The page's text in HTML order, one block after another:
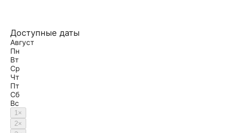
Доступные даты
Август
Пн
Вт
Ср
Чт
Пт
Сб
Вс
1×
2×